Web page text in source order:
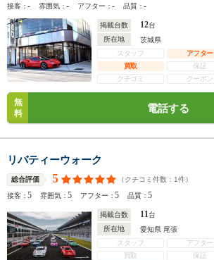
接客：- 雰囲気：- アフター：- 品質：-
掲載台数 12台
所在地
茨城県
スタッフ
アフター
買取
保証
クチコミ
クーポン
無
料
電話する
リバティーウォーク
総合評価 5 （クチコミ件数： 1件）
接客：5 雰囲気：5 アフター：5 品質：5
掲載台数 11台
所在地
愛知県 尾張
スタッフ
アフター
買取
保証